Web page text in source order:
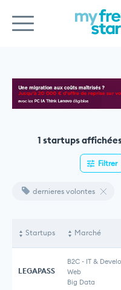
1 startups
Filtrer
dernieres volontes
Startups Marché
LEGAPASS
B2C - IT &
Web
Big Data